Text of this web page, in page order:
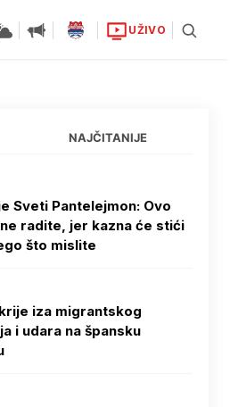
UŽIVO
NAJČITANIJE
Sveti Pantelejmon: Ovo
radite, jer kazna će stići
što mislite
iza migrantskog
i udara na špansku